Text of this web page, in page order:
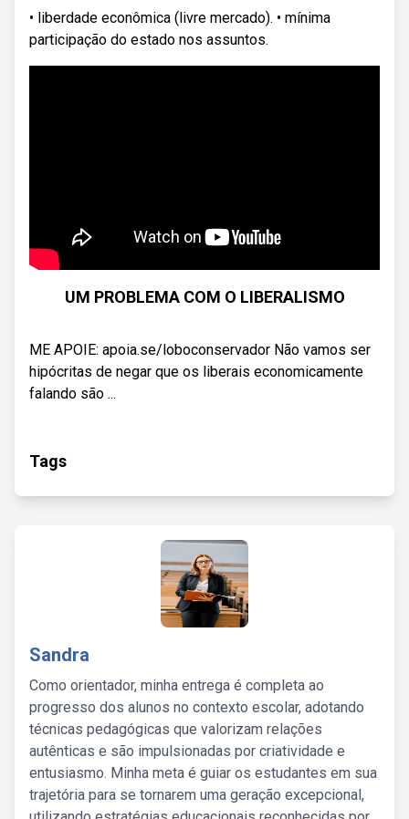
• liberdade econômica (livre mercado). • mínima
participação do estado nos assuntos.
UM PROBLEMA COM O LIBERALISMO
ME APOIE: apoia.se/loboconservador Não vamos ser
hipócritas de negar que os liberais economicamente
falando são ...
Tags
Sandra
Como orientador, minha entrega é completa ao
progresso dos alunos no contexto escolar, adotando
técnicas pedagógicas que valorizam relações
autênticas e são impulsionadas por criatividade e
entusiasmo. Minha meta é guiar os estudantes em sua
trajetória para se tornarem uma geração excepcional,